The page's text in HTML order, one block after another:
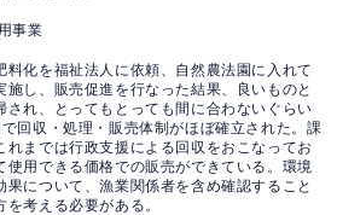
事業
料化を福祉法人に依頼、自然農法園に入れて
し、販売促進を行なった結果、良いものと
され、とってもとっても間に合わないぐらい
回収・処理・販売体制がほぼ確立された。課
れまでは行政支援による回収をおこなってお
使用できる価格での販売ができている。環境
について、漁業関係者を含め確認すること
考える必要がある。